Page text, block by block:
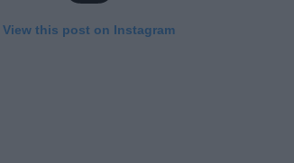
View this post on Instagram